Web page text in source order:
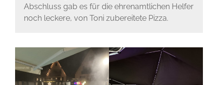
Abschluss gab es für die ehrenamtlichen Helfer
noch leckere, von Toni zubereitete Pizza.